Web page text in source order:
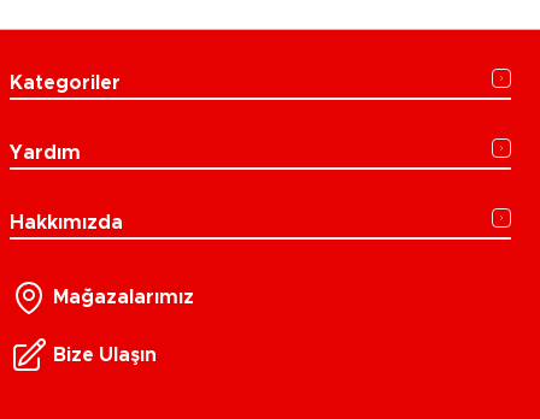
Kategoriler
Yardım
Hakkımızda
Mağazalarımız
Bize Ulaşın